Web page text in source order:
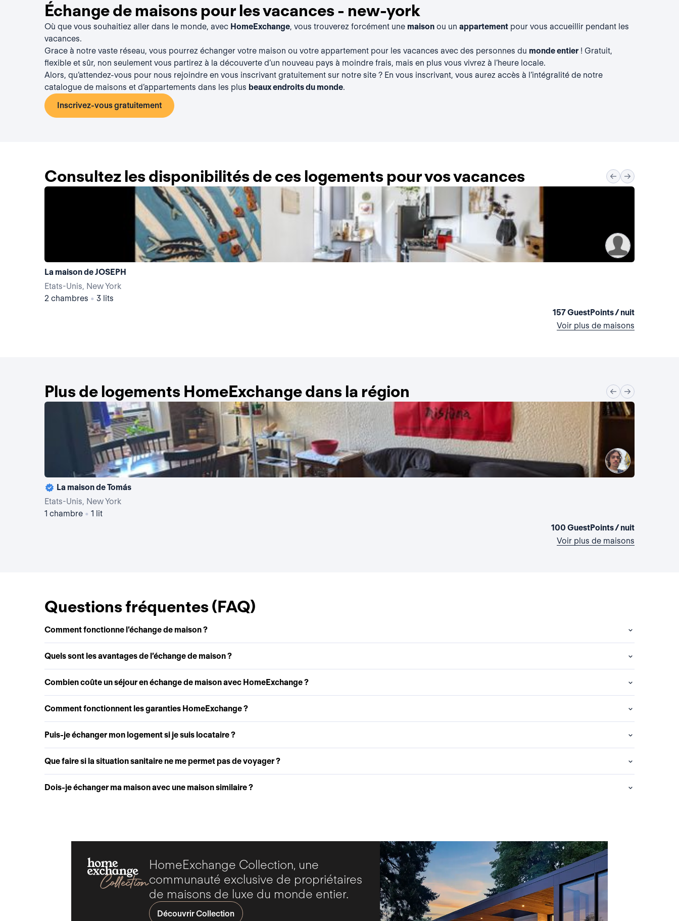
Échange de maisons pour les vacances - new-york
Où que vous souhaitiez aller dans le monde, avec HomeExchange, vous trouverez forcément une maison ou un appartement pour vous accueillir pendant les
vacances.
Grace à notre vaste réseau, vous pourrez échanger votre maison ou votre appartement pour les vacances avec des personnes du monde entier ! Gratuit,
flexible et sûr, non seulement vous partirez à la découverte d’un nouveau pays à moindre frais, mais en plus vous vivrez à l’heure locale.
Alors, qu’attendez-vous pour nous rejoindre en vous inscrivant gratuitement sur notre site ? En vous inscrivant, vous aurez accès à l’intégralité de notre
catalogue de maisons et d’appartements dans les plus beaux endroits du monde.
Inscrivez-vous gratuitement
Consultez les disponibilités de ces logements pour vos vacances
La maison de JOSEPH
Etats-Unis, New York
2 chambres • 3 lits
157 GuestPoints / nuit
Voir plus de maisons
Plus de logements HomeExchange dans la région
La maison de Tomás
Etats-Unis, New York
1 chambre • 1 lit
100 GuestPoints / nuit
Voir plus de maisons
Questions fréquentes (FAQ)
Comment fonctionne l’échange de maison ?
Quels sont les avantages de l’échange de maison ?
Combien coûte un séjour en échange de maison avec HomeExchange ?
Comment fonctionnent les garanties HomeExchange ?
Puis-je échanger mon logement si je suis locataire ?
Que faire si la situation sanitaire ne me permet pas de voyager ?
Dois-je échanger ma maison avec une maison similaire ?
HomeExchange Collection, une
communauté exclusive de propriétaires
de maisons de luxe du monde entier.
Découvrir Collection